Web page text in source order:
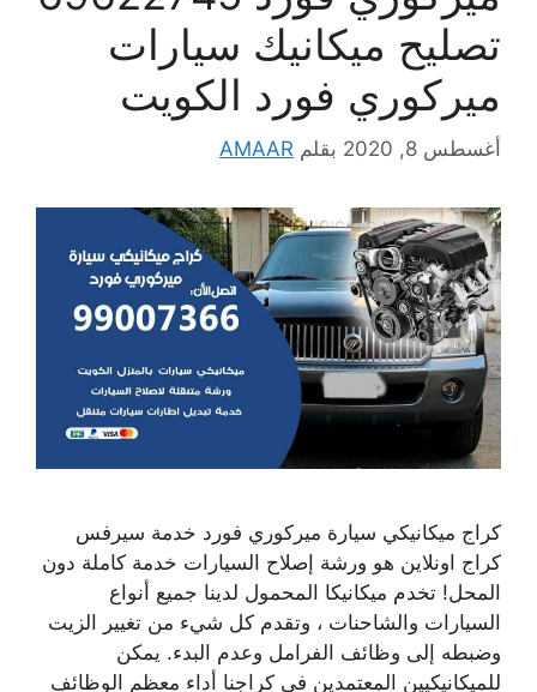
تصليح ميكانيك سيارات
ميركوري فورد الكويت
أغسطس 8, 2020 بقلم AMAAR
كراج ميكانيكي سيارة ميركوري فورد خدمة سيرفس
كراج اونلاين هو ورشة إصلاح السيارات خدمة كاملة دون
المحل! تخدم ميكانيكا المحمول لدينا جميع أنواع
السيارات والشاحنات ، وتقدم كل شيء من تغيير الزيت
وضبطه إلى وظائف الفرامل وعدم البدء. يمكن
للميكانيكيين المعتمدين في كراجنا أداء معظم الوظائف